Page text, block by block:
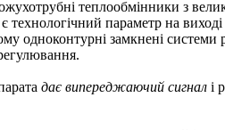
теплообмінники з
параметр на виході
одноконтурні замкнені системи
дає випереджаючий сигнал і